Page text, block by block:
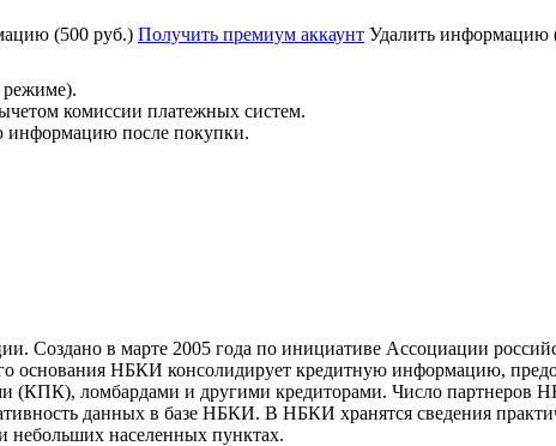
(500 руб.) Получить премиум аккаунт Удалить информацию
режиме).
комиссии платежных систем.
информацию после покупки.
в марте 2005 года по инициативе Ассоциации
основания НБКИ консолидирует кредитную информацию,
(КПК), ломбардами и другими кредиторами. Число партнеров
данных в базе НБКИ. В НБКИ хранятся сведения
населенных пунктах.